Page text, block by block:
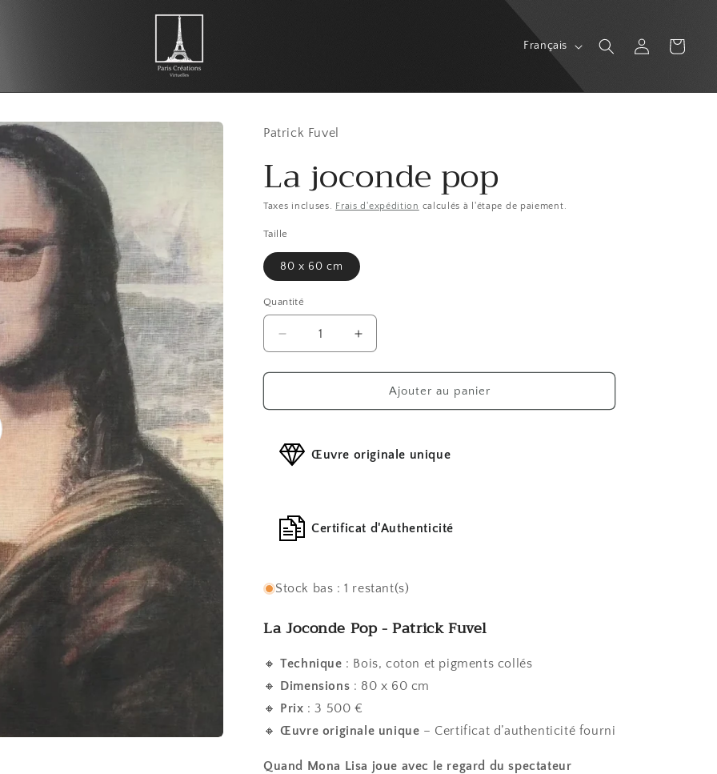
L
n
Français Connexion Panier
Patrick Fuvel
La joconde pop
Taxes incluses. Frais d'expédition calculés à l'étape de paiement.
Taille
80 x 60 cm
Quantité
Réduire
la
quantité
La
pop
Augmenter
la
quantité
La
Ajouter au panier
Œuvre originale unique
Certificat d'Authenticité
Stock bas : 1 restant(s)
La Joconde Pop - Patrick Fuvel
🔸Technique : Bois, coton et pigments collés
🔸 Dimensions : 80 x 60 cm
🔸 Prix : 3 500 €
🔸Œuvre originale unique – Certificat d’authenticité fourni
Quand Mona Lisa joue avec le regard du spectateur